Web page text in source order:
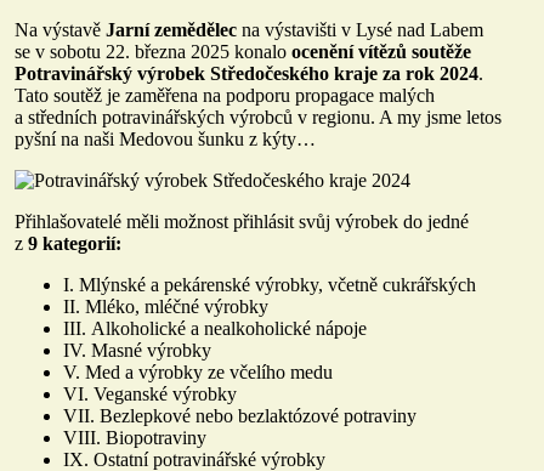
Na výstavěJarní zemědělec na výstavišti v Lysé nad Labem
se v sobotu 22. března 2025 konaloocenění vítězů soutěže
Potravinářský výrobek Středočeského kraje za rok 2024.
Tato soutěž je zaměřena na podporu propagace malých
a středních potravinářských výrobců v regionu. A my jsme letos
pyšní na naši Medovou šunku z kýty…
Přihlašovatelé měli možnost přihlásit svůj výrobek do jedné
z 9 kategorií:
I. Mlýnské a pekárenské výrobky, včetně cukrářských
II. Mléko, mléčné výrobky
III. Alkoholické a nealkoholické nápoje
IV. Masné výrobky
V. Med a výrobky ze včelího medu
VI. Veganské výrobky
VII. Bezlepkové nebo bezlaktózové potraviny
VIII. Biopotraviny
IX. Ostatní potravinářské výrobky